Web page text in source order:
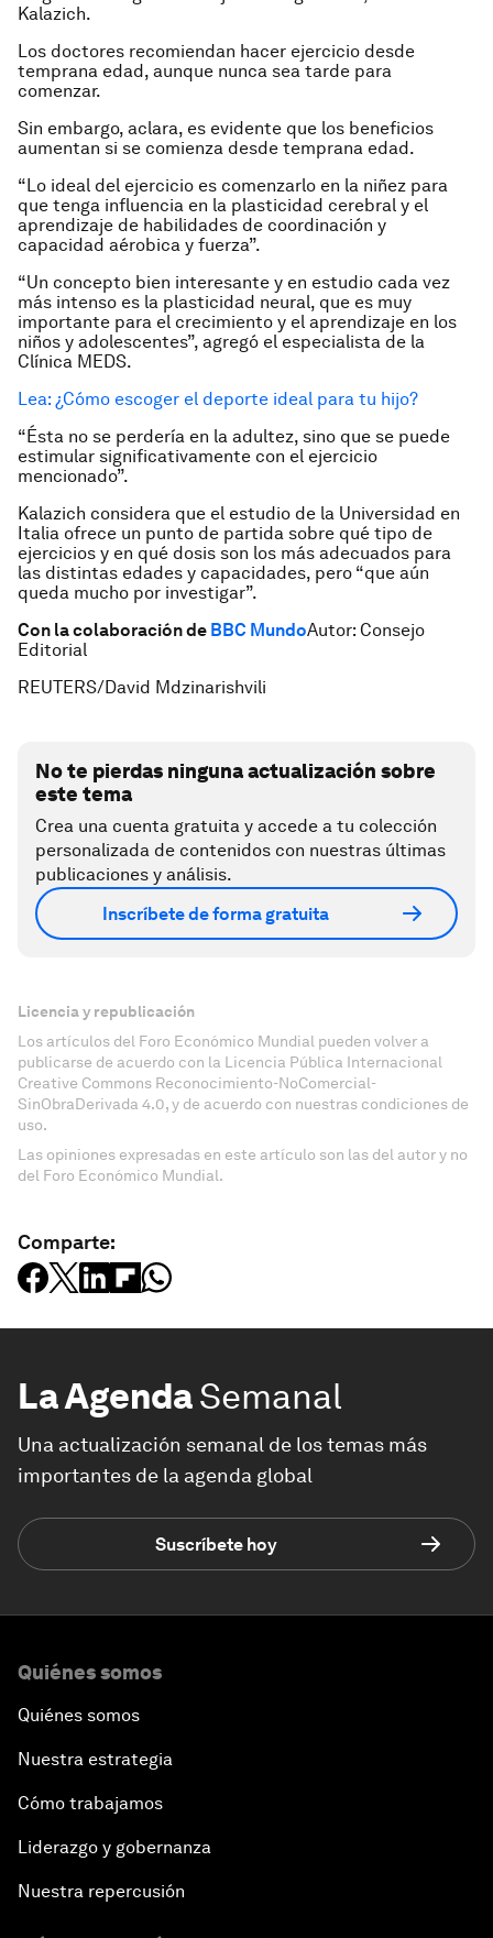
Kalazich.
Los doctores recomiendan hacer ejercicio desde
temprana edad, aunque nunca sea tarde para
comenzar.
Sin embargo, aclara, es evidente que los beneficios
aumentan si se comienza desde temprana edad.
“Lo ideal del ejercicio es comenzarlo en la niñez para
que tenga influencia en la plasticidad cerebral y el
aprendizaje de habilidades de coordinación y
capacidad aérobica y fuerza”.
“Un concepto bien interesante y en estudio cada vez
más intenso es la plasticidad neural, que es muy
importante para el crecimiento y el aprendizaje en los
niños y adolescentes”, agregó el especialista de la
Clínica MEDS.
Lea: ¿Cómo escoger el deporte ideal para tu hijo?
“Ésta no se perdería en la adultez, sino que se puede
estimular significativamente con el ejercicio
mencionado”.
Kalazich considera que el estudio de la Universidad en
Italia ofrece un punto de partida sobre qué tipo de
ejercicios y en qué dosis son los más adecuados para
las distintas edades y capacidades, pero “que aún
queda mucho por investigar”.
Con la colaboración de BBC MundoAutor: Consejo
Editorial
REUTERS/David Mdzinarishvili
No te pierdas ninguna actualización sobre
este tema
Crea una cuenta gratuita y accede a tu colección
personalizada de contenidos con nuestras últimas
publicaciones y análisis.
Inscríbete de forma gratuita
Licencia y republicación
Los artículos del Foro Económico Mundial pueden volver a
publicarse de acuerdo con la Licencia Pública Internacional
Creative Commons Reconocimiento-NoComercial-
SinObraDerivada 4.0, y de acuerdo con nuestras condiciones de
uso.
Las opiniones expresadas en este artículo son las del autor y no
del Foro Económico Mundial.
Comparte:
La AgendaSemanal
Una actualización semanal de los temas más
importantes de la agenda global
Suscríbete hoy
Quiénes somos
Quiénes somos
Nuestra estrategia
Cómo trabajamos
Liderazgo y gobernanza
Nuestra repercusión